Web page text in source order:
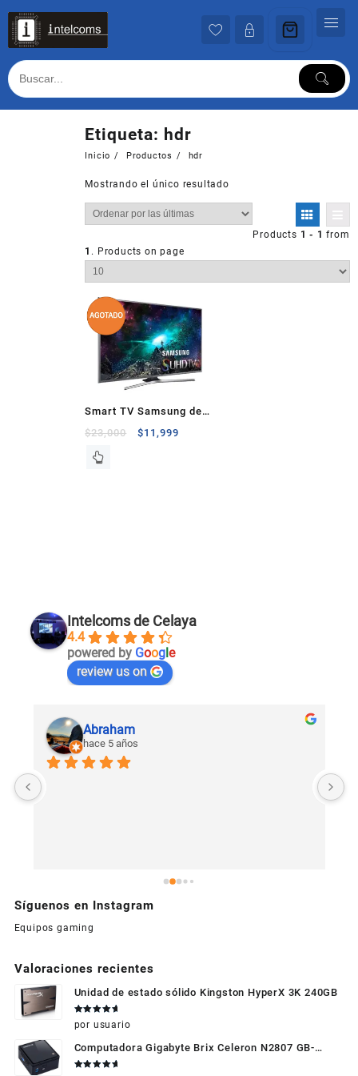
contenido
Etiqueta: hdr
Inicio Productos hdr
Mostrando el único resultado
Products 1 - 1 from
1 . Products on page
Smart TV Samsung de
60″ Super Ultra HD 4K
$23,000 $11,999
Intelcoms de Celaya
4.4
powered by Google
review us on
Abraham
hace 5 años
Síguenos en Instagram
Equipos gaming
Valoraciones recientes
Unidad de estado sólido Kingston HyperX 3K 240GB
en5 de 5
por usuario
Computadora Gigabyte Brix Celeron N2807 GB-
BXBT-2807 + WIFI + RAM de 4GB + HDD 500gb +